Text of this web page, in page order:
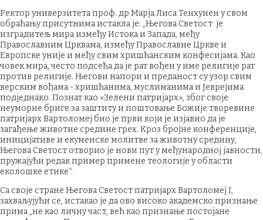
Ректор универзитета проф. др Марја Лиса Тенхунен у свом
обраћању присутнима истакла је: „Његова Светост је
изградитељ мира између Истока и Запада, међу
Православним Црквама, између Православне Цркве и
Европске уније и међу свим хришћанским конфесијама. Као
човек мира, често подсећа да је рат вођен у име религије рат
против религије. Његови напори и преданост су узор свим
верским вођама - хришћанима, муслиманима и Јеврејима
подједнако. Познат као «Зелени патријарх», због своје
неуморне бриге за заштиту и поштовање Божије творевине
патријарх Вартоломеј био је први који је изјавио да је
загађење животне средине грех. Кроз бројне конференције,
иницијативе и екуменске молитве за животну средину,
Његова Светост отворио је нови пут у међународној јавности,
пружајући редак пример примене теологије у области
еколошке етике“.
Са своје стране Његова Светост патријарх Вартоломеј I,
захваљујући се, истакао је да ово високо академско признање
прима „не као личну част, већ као признање постојане